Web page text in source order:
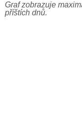
Graf zobrazuje
příštích dnů.